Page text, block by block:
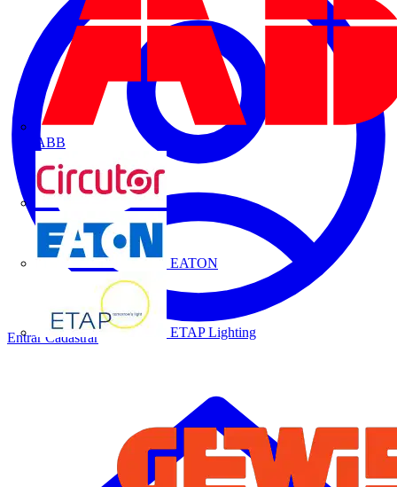
ABB
CIRCUTOR
EATON
ETAP Lighting
Entrar Cadastrar